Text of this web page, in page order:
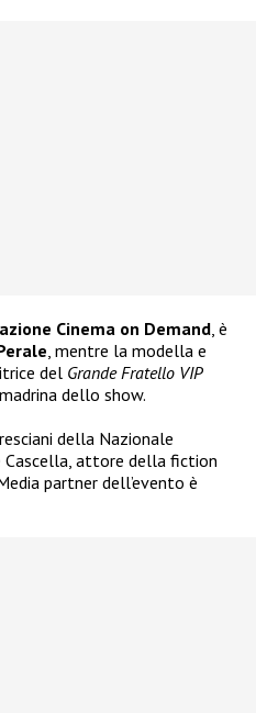
Cinema on Demand , è
, mentre la modella e
del Grande Fratello VIP
dello show.
della Nazionale
Cascella, attore della fiction
partner dell’evento è